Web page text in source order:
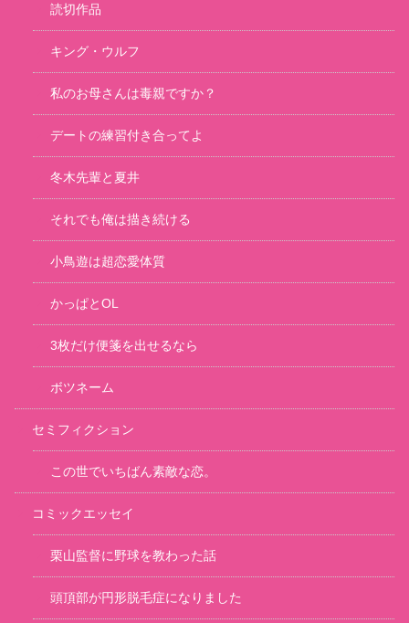
読切作品
キング・ウルフ
私のお母さんは毒親ですか？
デートの練習付き合ってよ
冬木先輩と夏井
それでも俺は描き続ける
小鳥遊は超恋愛体質
かっぱとOL
3枚だけ便箋を出せるなら
ボツネーム
セミフィクション
この世でいちばん素敵な恋。
コミックエッセイ
栗山監督に野球を教わった話
頭頂部が円形脱毛症になりました